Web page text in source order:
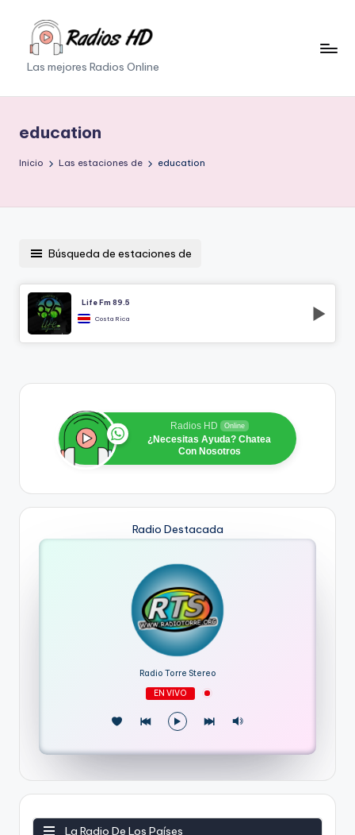
Saltar
contenidoLas mejores Radios Online
education
Inicio Las estaciones de education
Búsqueda de estaciones de
Life Fm 89.5
Costa Rica
Radios HD Online
¿Necesitas Ayuda? Chatea
Con Nosotros
Radio Destacada
Radio Torre Stereo
EN VIVO
La Radio De Los Países